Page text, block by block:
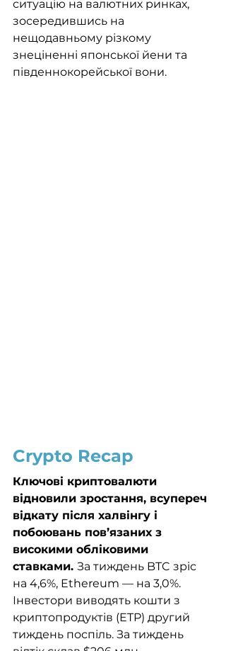
ситуацію на валютних ринках,
зосередившись на
нещодавньому різкому
знеціненні японської йени та
південнокорейської вони.
Crypto Recap
Ключові криптовалюти
відновили зростання, всупереч
відкату після халвінгу і
побоювань пов’язаних з
високими обліковими
ставками. За тиждень BTC зріс
на 4,6%, Ethereum — на 3,0%.
Інвестори виводять кошти з
криптопродуктів (ETP) другий
тиждень поспіль. За тиждень